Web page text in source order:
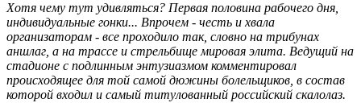
Хотя чему тут удивляться? Первая половина рабочего дня,
индивидуальные гонки... Впрочем - честь и хвала
организаторам - все проходило так, словно на трибунах
аншлаг, а на трассе и стрельбище мировая элита. Ведущий на
стадионе с подлинным энтузиазмом комментировал
происходящее для той самой дюжины болельщиков, в состав
которой входил и самый титулованный российский скалолаз.